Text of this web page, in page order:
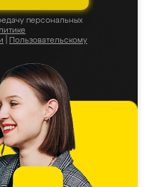
персональных
Пользовательскому